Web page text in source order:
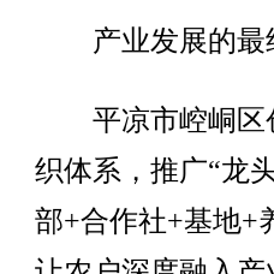
产业发展的最
平凉市崆峒区
织体系，推广“龙
部+合作社+基地+